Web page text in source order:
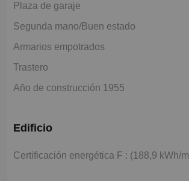
Plaza de garaje
Segunda mano/Buen estado
Armarios empotrados
Trastero
Año de construcción 1955
Edificio
Certificación energética F : (188,9 kWh/m